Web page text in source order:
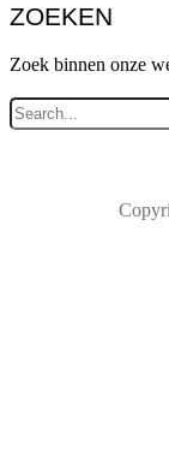
ZOEKEN
Zoek binnen onze
Z
o